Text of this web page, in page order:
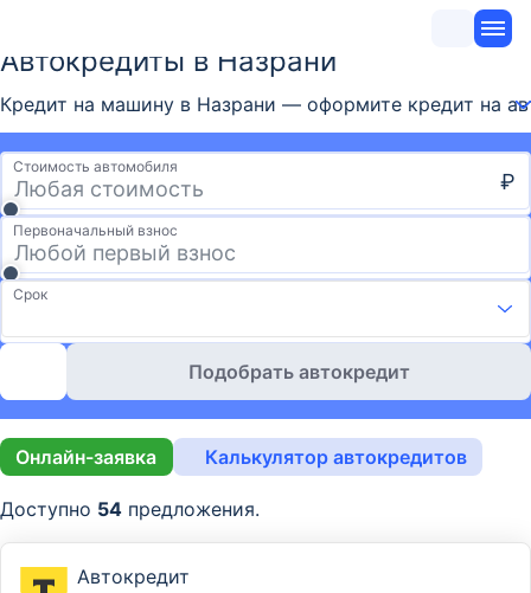
Автокредиты в Назрани
Кредит на машину в Назрани — оформите кредит на
Стоимость автомобиля
₽
Первоначальный взнос
Срок
Подобрать автокредит
Онлайн-заявка Калькулятор автокредитов
Доступно 54 предложения.
Автокредит